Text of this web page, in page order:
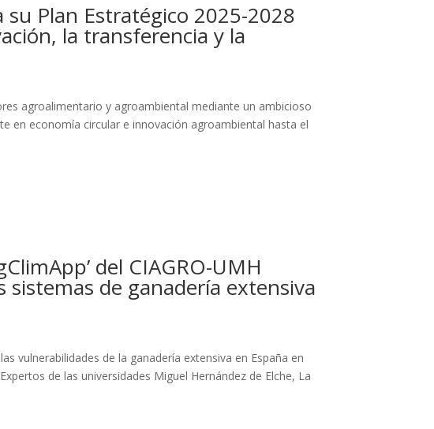
Plan Estratégico 2025-2028
la transferencia y la
agroalimentario y agroambiental mediante un ambicioso
en economía circular e innovación agroambiental hasta el
del CIAGRO-UMH
de ganadería extensiva
vulnerabilidades de la ganadería extensiva en España en
de las universidades Miguel Hernández de Elche, La